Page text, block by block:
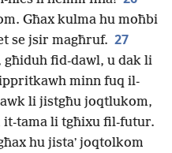
Għax kulma hu moħbi
se jsir magħruf. 27
fid-dawl, u dak li
minn fuq il-
li jistgħu joqtlukom,
it-tama li tgħixu fil-futur.
hu jistaʼ joqtolkom